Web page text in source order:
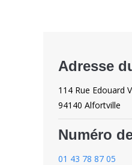
Adresse
114 Rue Edouard
94140 Alfortville
Numéro
01 43 78 87 05